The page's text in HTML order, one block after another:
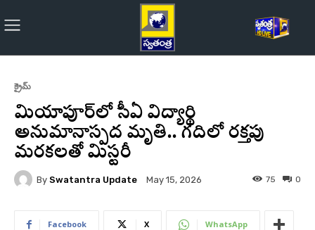
క్రైమ్
మియాపూర్‌లో సీఏ విద్యార్థి
అనుమానాస్పద మృతి.. గదిలో రక్తపు
మరకలతో మిస్టరీ
By Swatantra Update May 15, 2026 0
75
Facebook X WhatsApp